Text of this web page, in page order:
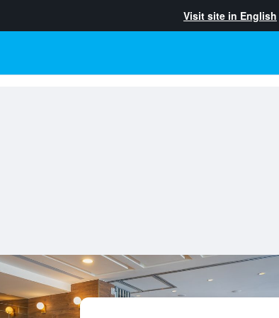
Visit site in English